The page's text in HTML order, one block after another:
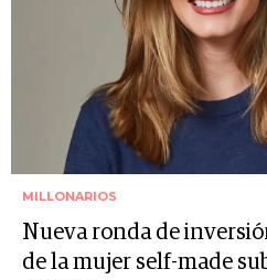
MILLONARIOS
Nueva ronda de
de la mujer self-made